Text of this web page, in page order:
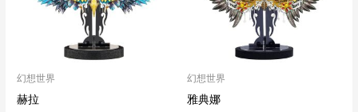
幻想世界
赫拉
幻想世界
雅典娜